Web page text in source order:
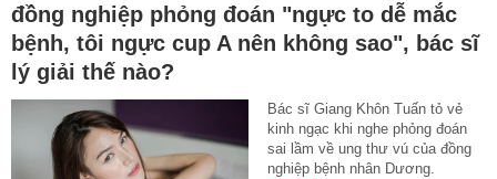
đồng nghiệp phỏng đoán "ngực to dễ mắc
bệnh, tôi ngực cup A nên không sao", bác sĩ
lý giải thế nào?
Bác sĩ Giang Khôn Tuấn tỏ vẻ
kinh ngạc khi nghe phỏng đoán
sai lầm về ung thư vú của đồng
nghiệp bệnh nhân Dương.